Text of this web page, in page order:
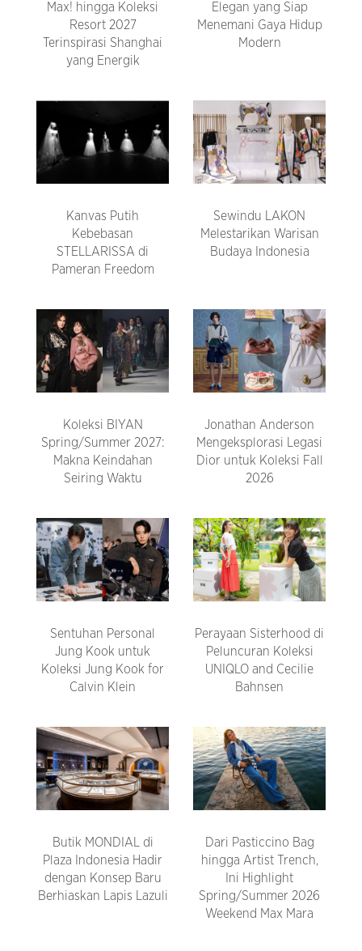
Max! hingga Koleksi
Resort 2027
Terinspirasi Shanghai
yang Energik
Elegan yang Siap
Menemani Gaya Hidup
Modern
Kanvas Putih
Kebebasan
STELLARISSA di
Pameran Freedom
Sewindu LAKON
Melestarikan Warisan
Budaya Indonesia
Koleksi BIYAN
Spring/Summer 2027:
Makna Keindahan
Seiring Waktu
Jonathan Anderson
Mengeksplorasi Legasi
Dior untuk Koleksi Fall
2026
Sentuhan Personal
Jung Kook untuk
Koleksi Jung Kook for
Calvin Klein
Perayaan Sisterhood di
Peluncuran Koleksi
UNIQLO and Cecilie
Bahnsen
Butik MONDIAL di
Plaza Indonesia Hadir
dengan Konsep Baru
Berhiaskan Lapis Lazuli
Dari Pasticcino Bag
hingga Artist Trench,
Ini Highlight
Spring/Summer 2026
Weekend Max Mara